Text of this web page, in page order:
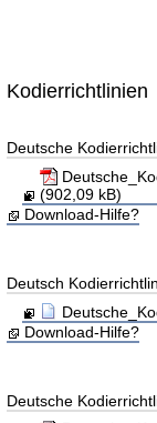
Kodierrichtlinien
Deutsche
(902,09 kB)
Download-Hilfe?
Deutsch
Download-Hilfe?
Deutsche